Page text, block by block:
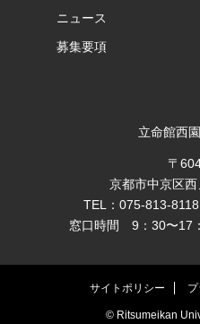
ニュース
募集要項
立命館西
〒
京都市中京区
TEL：075-813-
窓口時間 9：30〜17
サイトポリシー
© Ritsumeikan